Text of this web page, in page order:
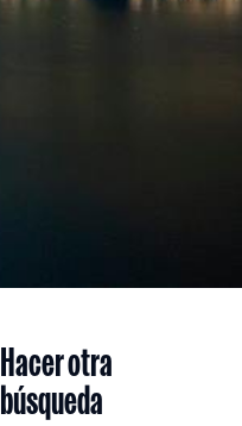
Hacer otra
búsqueda